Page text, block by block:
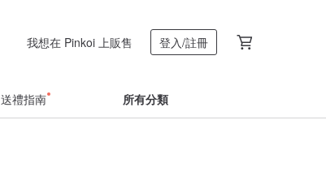
我想在 Pinkoi 上販售 登入/註冊
送禮指南 所有分類